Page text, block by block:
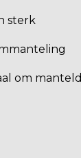
sterk
om manteld